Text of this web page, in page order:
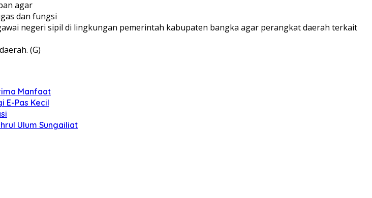
agar
dan fungsi
negeri sipil di lingkungan pemerintah kabupaten bangka agar perangkat daerah terkait
(G)
Manfaat
E-Pas Kecil
Ulum Sungailiat